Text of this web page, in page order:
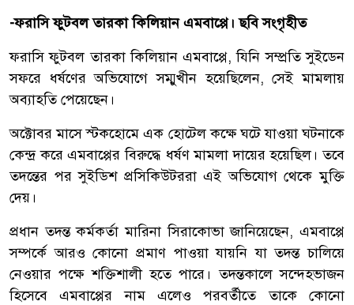
-ফরাসি ফুটবল তারকা কিলিয়ান এমবাপ্পে। ছবি সংগৃহীত
ফরাসি ফুটবল তারকা কিলিয়ান এমবাপ্পে, যিনি সম্প্রতি সুইডেন
সফরে ধর্ষণের অভিযোগে সম্মুখীন হয়েছিলেন, সেই মামলায়
অব্যাহতি পেয়েছেন।
অক্টোবর মাসে স্টকহোমে এক হোটেল কক্ষে ঘটে যাওয়া ঘটনাকে
কেন্দ্র করে এমবাপ্পের বিরুদ্ধে ধর্ষণ মামলা দায়ের হয়েছিল। তবে
তদন্তের পর সুইডিশ প্রসিকিউটররা এই অভিযোগ থেকে মুক্তি
দেয়।
প্রধান তদন্ত কর্মকর্তা মারিনা সিরাকোভা জানিয়েছেন, এমবাপ্পে
সম্পর্কে আরও কোনো প্রমাণ পাওয়া যায়নি যা তদন্ত চালিয়ে
নেওয়ার পক্ষে শক্তিশালী হতে পারে। তদন্তকালে সন্দেহভাজন
হিসেবে এমবাপ্পের নাম এলেও পরবর্তীতে তাকে কোনো